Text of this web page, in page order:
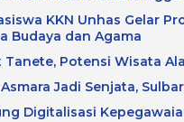
KKN Unhas Gelar
Budaya dan Agama
Tanete, Potensi Wisata
Jadi Senjata,
Digitalisasi